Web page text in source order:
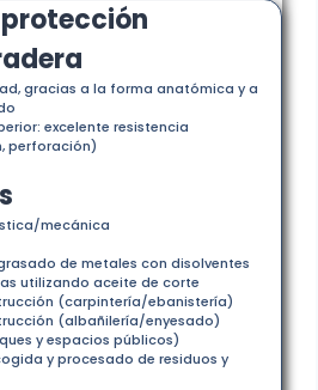
gracias a la forma anatómica y a
excelente resistencia
perforación)
mecánica
de metales con disolventes
utilizando aceite de corte
(carpintería/ebanistería)
(albañilería/enyesado)
y espacios públicos)
y procesado de residuos y